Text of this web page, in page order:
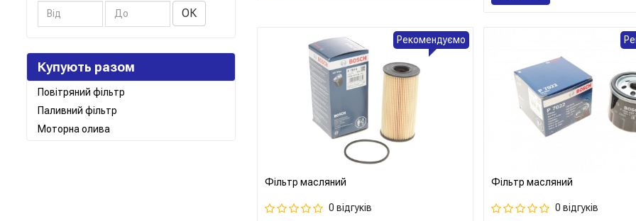
ОК
Купують разом
Повітряний фільтр
Паливний фільтр
Моторна олива
Фільтр масляний
0 відгуків
Рекомендуємо
Фільтр масляний
0 відгуків